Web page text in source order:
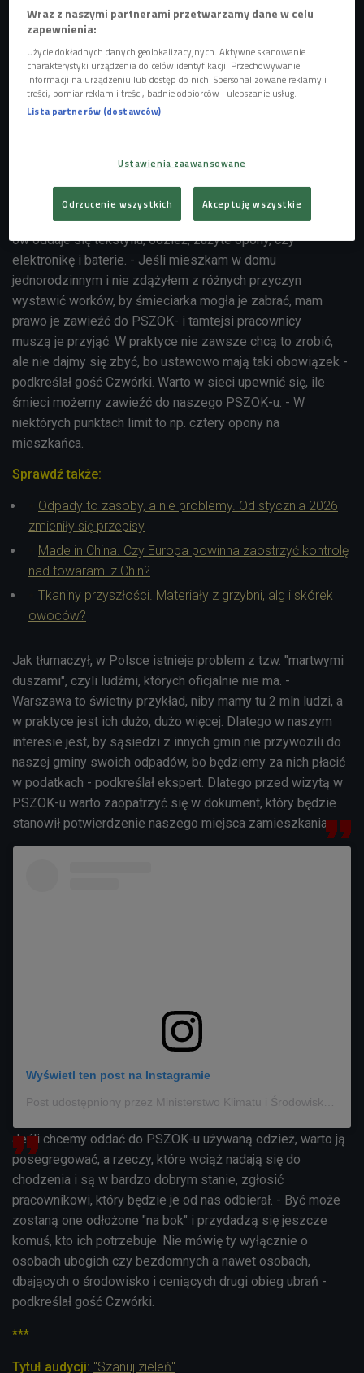
Odpadów Komunalnych. - Każda gmina, zgodnie z ustawą,
ma swój PSZOK. Wystarczy wejść na stronę internetową
gminy i znaleźć właściwy adres - mówiłKarol Wójcik z
Izby Branży Komunalnej. - Wszyscy płacimy za te odpady, a
gmina płaci firmom, które odbierają i zagospodarowują
nasze odpady.
PSZOK to dobre miejsce nie tylko na zwykłe śmieci "spod
zlewu" w kuchni, ale też te wielkogabarytowe. Do PSZOK-
ów oddaje się tekstylia, odzież, zużyte opony, czy
elektronikę i baterie. - Jeśli mieszkam w domu
jednorodzinnym i nie zdążyłem z różnych przyczyn
wystawić worków, by śmieciarka mogła je zabrać, mam
prawo je zawieźć do PSZOK- i tamtejsi pracownicy
muszą je przyjąć. W praktyce nie zawsze chcą to zrobić,
ale nie dajmy się zbyć, bo ustawowo mają taki obowiązek -
podkreślał gość Czwórki. Warto w sieci upewnić się, ile
śmieci możemy zawieźć do naszego PSZOK-u. - W
niektórych punktach limit to np. cztery opony na
mieszkańca.
Sprawdź także:
Odpady to zasoby, a nie problemy. Od stycznia 2026
zmieniły się przepisy
Made in China. Czy Europa powinna zaostrzyć kontrolę
nad towarami z Chin?
Tkaniny przyszłości. Materiały z grzybni, alg i skórek
owoców?
Jak tłumaczył, w Polsce istnieje problem z tzw. "martwymi
duszami", czyli ludźmi, których oficjalnie nie ma. -
Warszawa to świetny przykład, niby mamy tu 2 mln ludzi, a
w praktyce jest ich dużo, dużo więcej. Dlatego w naszym
interesie jest, by sąsiedzi z innych gmin nie przywozili do
naszej gminy swoich odpadów, bo będziemy za nich płacić
w podatkach - podkreślał ekspert. Dlatego przed wizytą w
PSZOK-u warto zaopatrzyć się w dokument, który będzie
stanowił potwierdzenie naszego miejsca zamieszkania.
Wyświetl ten post na Instagramie
Jeśli chcemy oddać do PSZOK-u używaną odzież, warto ją
posegregować, a rzeczy, które wciąż nadają się do
chodzenia i są w bardzo dobrym stanie, zgłosić
pracownikowi, który będzie je od nas odbierał. - Być może
zostaną one odłożone "na bok" i przydadzą się jeszcze
komuś, kto ich potrzebuje. Nie mówię ty wyłącznie o
osobach ubogich czy bezdomnych a nawet osobach,
dbających o środowisko i ceniących drugi obieg ubrań -
podkreślał gość Czwórki.
***
Tytuł audycji: "Szanuj zieleń"
Wraz z naszymi partnerami przetwarzamy dane w celu
zapewnienia:
Użycie dokładnych danych geolokalizacyjnych. Aktywne skanowanie
charakterystyki urządzenia do celów identyfikacji. Przechowywanie
informacji na urządzeniu lub dostęp do nich. Spersonalizowane reklamy i
treści, pomiar reklam i treści, badnie odbiorców i ulepszanie usług.
Lista partnerów (dostawców)
Ustawienia zaawansowane
Odrzucenie wszystkich Akceptuję wszystkie